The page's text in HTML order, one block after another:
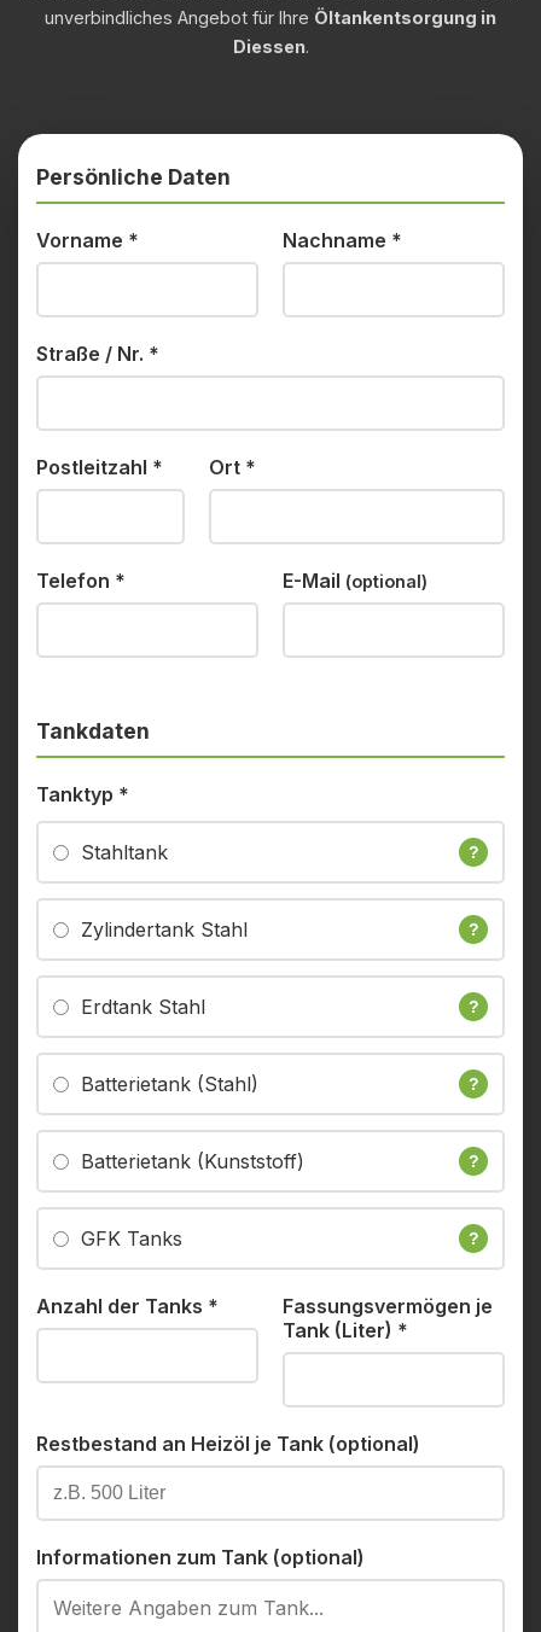
unverbindliches Angebot für Ihre Öltankentsorgung in
Diessen.
Persönliche Daten
Vorname * Nachname *
Straße / Nr. *
Postleitzahl * Ort *
Telefon * E-Mail (optional)
Tankdaten
Tanktyp *
Stahltank ?
Zylindertank Stahl ?
Erdtank Stahl ?
Batterietank (Stahl) ?
Batterietank (Kunststoff) ?
GFK Tanks ?
Anzahl der Tanks *
Fassungsvermögen je
Tank (Liter) *
Restbestand an Heizöl je Tank (optional)
Informationen zum Tank (optional)